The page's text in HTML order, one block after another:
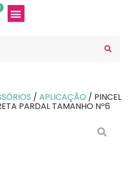
/APLICAÇÃO / PINCEL
PARDAL TAMANHO Nº6